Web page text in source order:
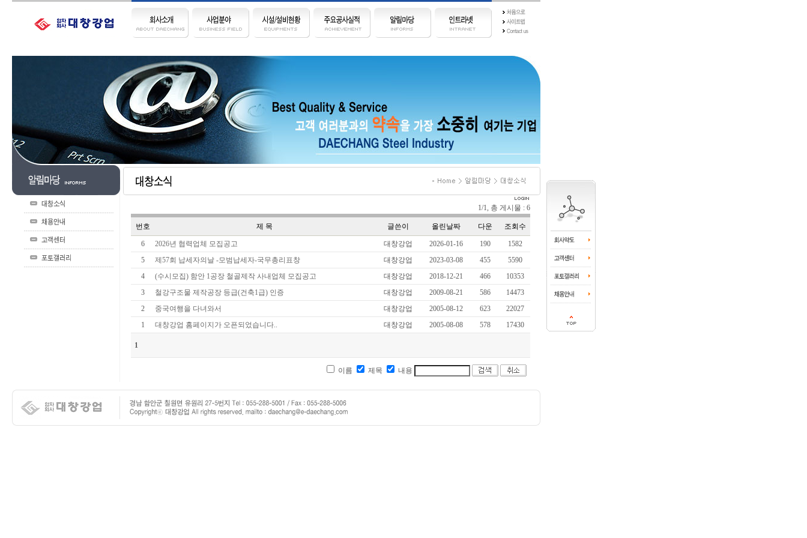
1/1, 총 게시물 : 6
번호 제 목 글쓴이 올린날짜 다운 조회수
6 2026년 협력업체 모집공고 대창강업 2026-01-16 190
1582
5
제57회 납세자의날 -모범납세자-국무총리표창 대창강업 2023-03-08 455
5590
4
(수시모집) 함안 1공장 철골제작 사내업체 모집공고 대창강업 2018-12-21 466
10353
3
철강구조물 제작공장 등급(건축1급) 인증 대창강업 2009-08-21 586
14473
2
중국여행을 다녀와서 대창강업 2005-08-12 623
22027
1
대창강업 홈페이지가 오픈되었습니다.. 대창강업 2005-08-08 578 17430
1
이름 제목 내용